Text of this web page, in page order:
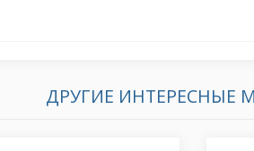
ДРУГИЕ ИНТЕРЕСНЫЕ